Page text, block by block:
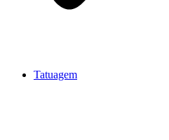
Tatuagem